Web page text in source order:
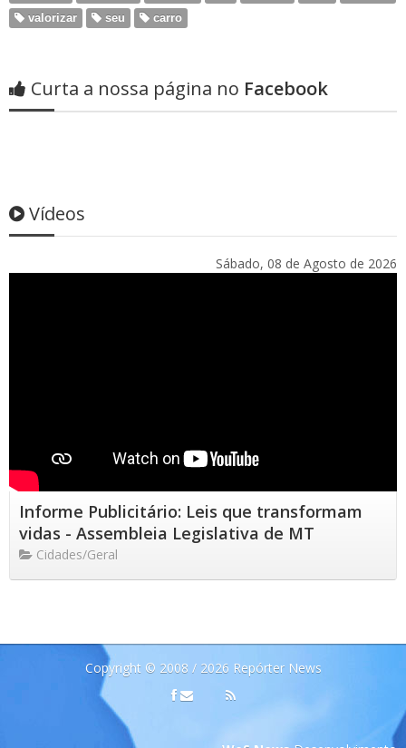
valorizar
seu carro
Curta a nossa página no Facebook
Vídeos
Sábado, 08 de Agosto de 2026
Informe Publicitário: Leis que transformam
vidas - Assembleia Legislativa de MT
Cidades/Geral
Copyright © 2008 / 2026 Repórter News